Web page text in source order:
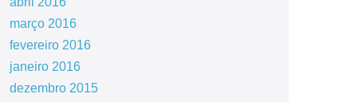
março 2016
fevereiro 2016
janeiro 2016
dezembro 2015